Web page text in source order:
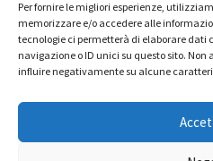
Per fornire le migliori esperienze,
memorizzare e/o accedere alle
tecnologie ci permetterà di elaborare dati
navigazione o ID unici su questo sito.
influire negativamente su alcune
Contatti
F.A.Q.
Spedizioni